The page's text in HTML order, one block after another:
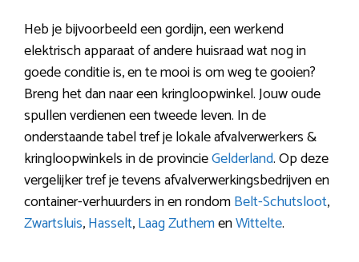
Heb je bijvoorbeeld een gordijn, een werkend
elektrisch apparaat of andere huisraad wat nog in
goede conditie is, en te mooi is om weg te gooien?
Breng het dan naar een kringloopwinkel. Jouw oude
spullen verdienen een tweede leven. In de
onderstaande tabel tref je lokale afvalverwerkers &
kringloopwinkels in de provincieGelderland. Op deze
vergelijker tref je tevens afvalverwerkingsbedrijven en
container-verhuurders in en rondomBelt-Schutsloot,
Zwartsluis,Hasselt,Laag ZuthemenWittelte.